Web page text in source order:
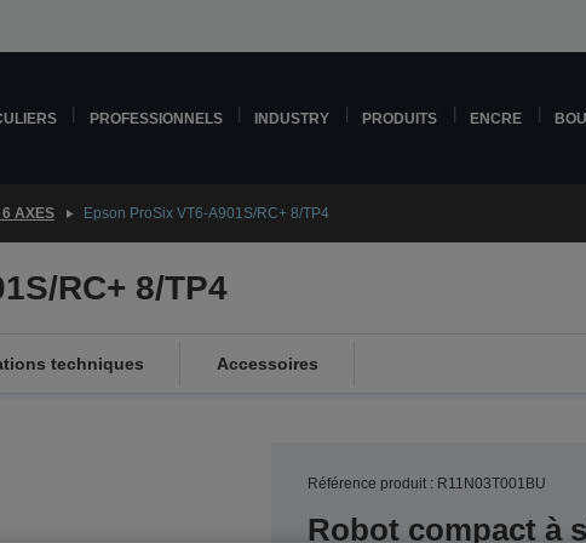
PROFESSIONNELS INDUSTRY PRODUITS ENCRE
AXES Epson ProSix VT6-A901S/RC+ 8/TP4
RC+ 8/TP4
techniques Accessoires
Référence produit : R11N03T001BU
Robot compact à